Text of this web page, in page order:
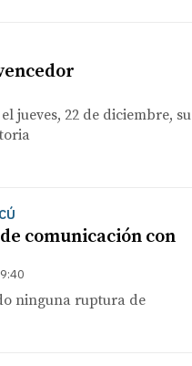
jueves, 22 de diciembre, su
comunicación con
ninguna ruptura de